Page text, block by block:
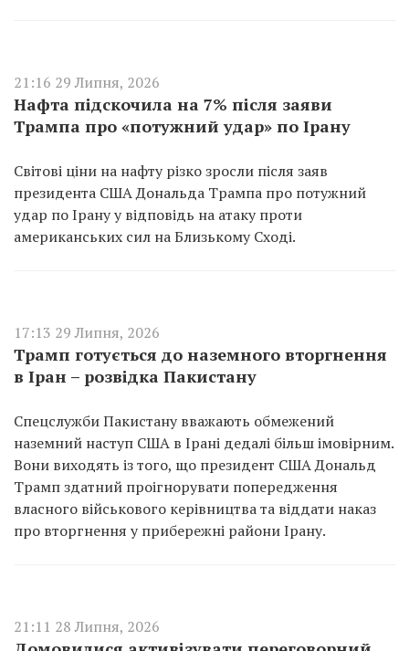
21:16 29 Липня, 2026
Нафта підскочила на 7% після заяви
Трампа про «потужний удар» по Ірану
Світові ціни на нафту різко зросли після заяв
президента США Дональда Трампа про потужний
удар по Ірану у відповідь на атаку проти
американських сил на Близькому Сході.
17:13 29 Липня, 2026
Трамп готується до наземного вторгнення
в Іран – розвідка Пакистану
Спецслужби Пакистану вважають обмежений
наземний наступ США в Ірані дедалі більш імовірним.
Вони виходять із того, що президент США Дональд
Трамп здатний проігнорувати попередження
власного військового керівництва та віддати наказ
про вторгнення у прибережні райони Ірану.
21:11 28 Липня, 2026